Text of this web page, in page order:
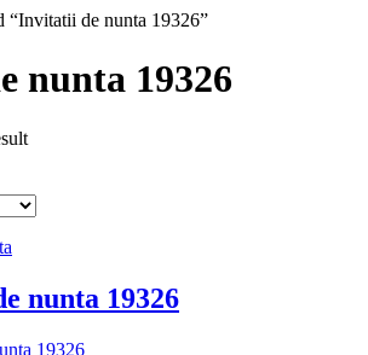
“Invitatii de nunta 19326”
nunta 19326
nunta 19326